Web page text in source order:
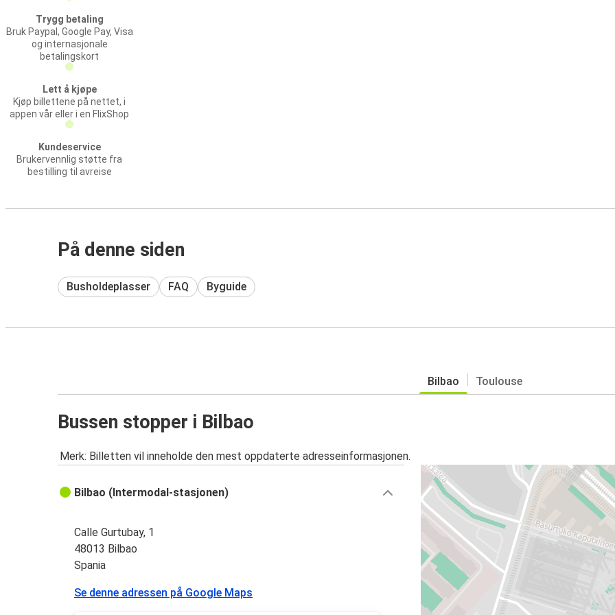
Trygg betaling
Bruk Paypal, Google Pay, Visa
og internasjonale
betalingskort
Lett å kjøpe
Kjøp billettene på nettet, i
appen vår eller i en FlixShop
Kundeservice
Brukervennlig støtte fra
bestilling til avreise
På denne siden
Busholdeplasser FAQ Byguide
Bilbao Toulouse
Bussen stopper i Bilbao
Merk: Billetten vil inneholde den mest oppdaterte adresseinformasjonen.
Bilbao (Intermodal-stasjonen)
Calle Gurtubay, 1
48013 Bilbao
Spania
Se denne adressen på Google Maps